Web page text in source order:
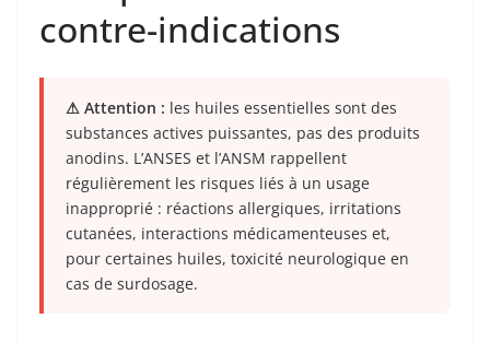
contre-indications
⚠ Attention : les huiles essentielles sont des
substances actives puissantes, pas des produits
anodins. L’ANSES et l’ANSM rappellent
régulièrement les risques liés à un usage
inapproprié : réactions allergiques, irritations
cutanées, interactions médicamenteuses et,
pour certaines huiles, toxicité neurologique en
cas de surdosage.